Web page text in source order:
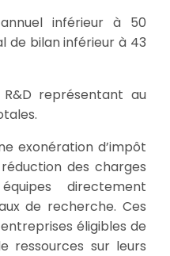
inférieur à 50
de bilan inférieur à 43
représentant au
exonération d’impôt
des charges
directement
de recherche. Ces
éligibles de
ressources sur leurs